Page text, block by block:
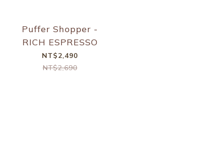
Puffer Shopper -
RICH ESPRESSO
NT$2,490
NT$2,690